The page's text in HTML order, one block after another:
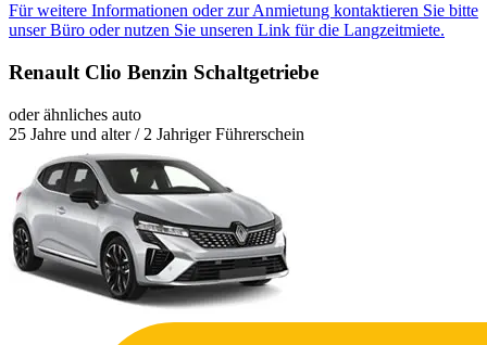
Für weitere Informationen oder zur Anmietung kontaktieren Sie bitte
unser Büro oder nutzen Sie unseren Link für die Langzeitmiete.
Renault Clio Benzin Schaltgetriebe
oder ähnliches auto
25 Jahre und alter / 2 Jahriger Führerschein